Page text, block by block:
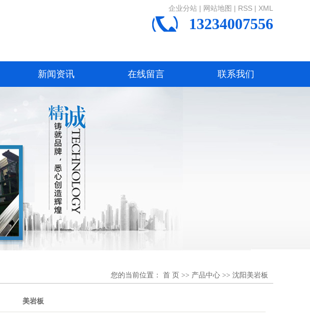
企业分站 | 网站地图 | RSS | XML
13234007556
新闻资讯
新闻中心
行业新闻
技术中心
在线留言 联系我们
您的当前位置： 首 页 >> 产品中心 >> 沈阳美岩板
美岩板